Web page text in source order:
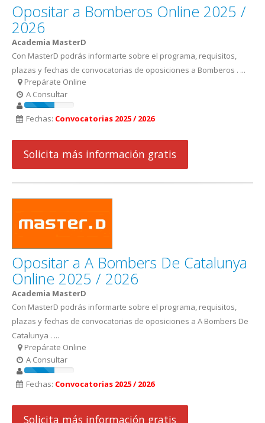
Opositar a Bomberos Online 2025 /
2026
Academia MasterD
Con MasterD podrás informarte sobre el programa, requisitos,
plazas y fechas de convocatorias de oposiciones a Bomberos . ...
Prepárate Online
A Consultar
Fechas: Convocatorias 2025 / 2026
Solicita más información gratis
Opositar a A Bombers De Catalunya
Online 2025 / 2026
Academia MasterD
Con MasterD podrás informarte sobre el programa, requisitos,
plazas y fechas de convocatorias de oposiciones a A Bombers De
Catalunya . ...
Prepárate Online
A Consultar
Fechas: Convocatorias 2025 / 2026
Solicita más información gratis